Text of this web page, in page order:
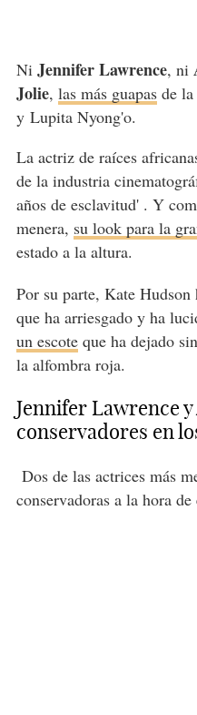
Ni Jennifer Lawrence, ni
Jolie, las más guapasde la
y Lupita Nyong'o.
La actriz de raíces
de la industria
años de esclavitud' . Y
menera, su look para la
estado a la altura.
Por su parte, Kate
que ha arriesgado y ha
un escoteque ha dejado
la alfombra roja.
Jennifer Lawrence
conservadores en
Dos de las actrices más
conservadoras a la hora